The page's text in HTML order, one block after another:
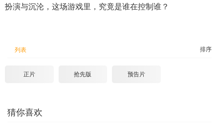
扮演与沉沦，这场游戏里，究竟是谁在控制谁？
排序
列表
正片 抢先版 预告片
猜你喜欢